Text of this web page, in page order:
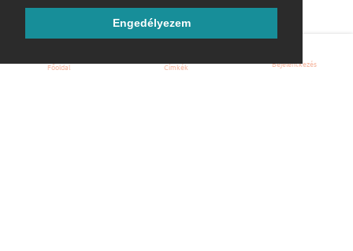
Engedélyezem
Főoldal Címkék Bejelentkezés